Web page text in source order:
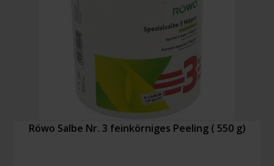
Röwo Salbe Nr. 3 feinkörniges Peeling ( 550 g)